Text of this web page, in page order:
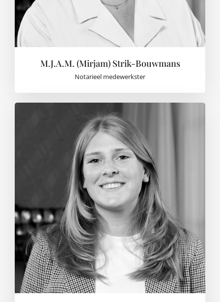
M.J.A.M. (Mirjam) Strik-Bouwmans
Notarieel medewerkster